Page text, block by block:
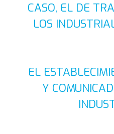
CASO, EL DE
LOS
EL
Y